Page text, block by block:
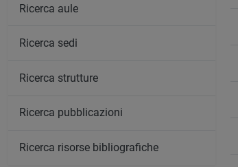
Ricerca aule
Ricerca sedi
Ricerca strutture
Ricerca pubblicazioni
Ricerca risorse bibliografiche